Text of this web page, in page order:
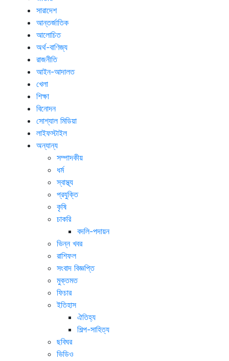
সারাদেশ
আন্তর্জাতিক
আলোচিত
অর্থ-বাণিজ্য
রাজনীতি
আইন-আদালত
খেলা
শিক্ষা
বিনোদন
সোশ্যাল মিডিয়া
লাইফস্টাইল
অন্যান্য
সম্পাদকীয়
ধর্ম
স্বাস্থ্য
প্রযুক্তি
কৃষি
চাকরি
বদলি-পদায়ন
ভিন্ন খবর
রাশিফল
সংবাদ বিজ্ঞপ্তি
মুক্তমত
ফিচার
ইতিহাস
ঐতিহ্য
শিল্প-সাহিত্য
ছবিঘর
ভিডিও